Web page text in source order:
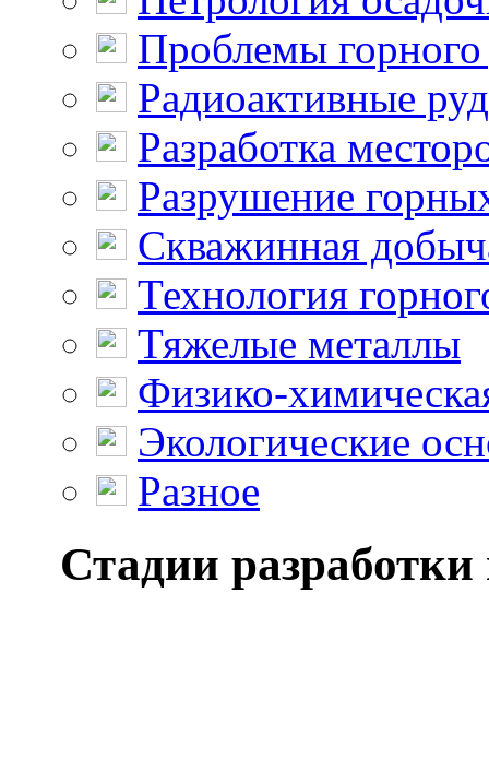
Проблемы горного
Радиоактивные
Разработка
Разрушение
Скважинная
Технология
Тяжелые металлы
Физико-
Экологические
Разное
Стадии